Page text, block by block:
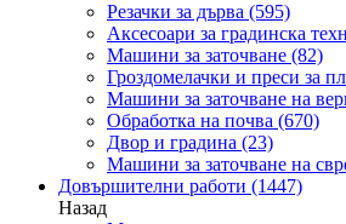
Резачки за дърва (595)
Аксесоари за градинска
Машини за заточване (82)
Гроздомелачки и преси за
Машини за заточване на
Обработка на почва (670)
Двор и градина (23)
Машини за заточване на
Довършителни работи (1447)
Назад